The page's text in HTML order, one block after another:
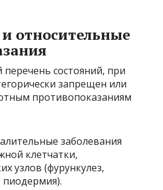
относительные
перечень состояний, при
запрещен или
противопоказаниям
заболевания
клетчатки,
узлов (фурункулез,